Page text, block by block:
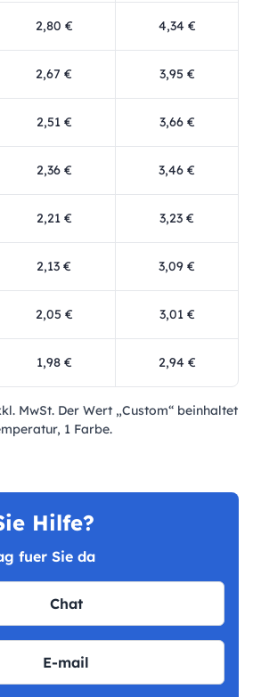
2,80 € 4,34 €
2,67 € 3,95 €
2,51 € 3,66 €
2,36 € 3,46 €
2,21 € 3,23 €
2,13 € 3,09 €
2,05 € 3,01 €
1,98 € 2,94 €
MwSt. Der Wert „Custom“ beinhaltet
1 Farbe.
Hilfe?
fuer Sie da
Chat
E-mail